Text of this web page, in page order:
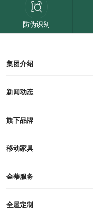
防伪识别
集团介绍
集团介绍
企业文化
人才招聘
商学院
VR全景展厅
董事长介绍
新闻动态
对外公告
家居资讯
旗下品牌
品牌文化
荣誉资质
产品专利
电子画册
移动家具
迪尚
西瑞
洛斯
里奥
洛卡
美舍
新古典
纯美
金蒂服务
售后服务
防伪识别
投诉建议
全屋定制